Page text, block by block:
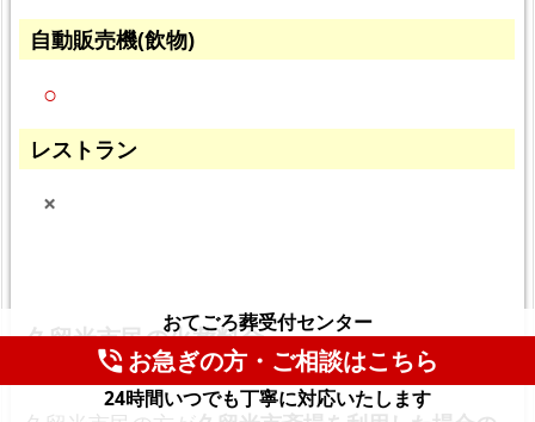
自動販売機(飲物)
○
レストラン
×
久留米市民の火葬料金おてごろ葬受付センター
phone_in_talkお急ぎの方・ご相談はこちら
24時間いつでも丁寧に対応いたします